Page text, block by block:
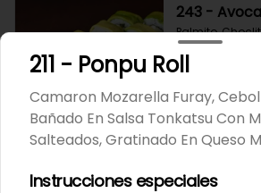
243 -
Palmito,
Cebollin
$5.400
244 - Hot
211 - Ponpu Roll
Camaron Mozarella Furay,
Bañado En Salsa Tonkatsu Con
Salteados, Gratinado En Queso
Instrucciones especiales